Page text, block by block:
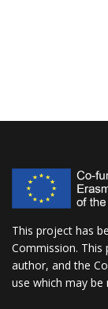
This project has
Commission.
author, and the
use which may